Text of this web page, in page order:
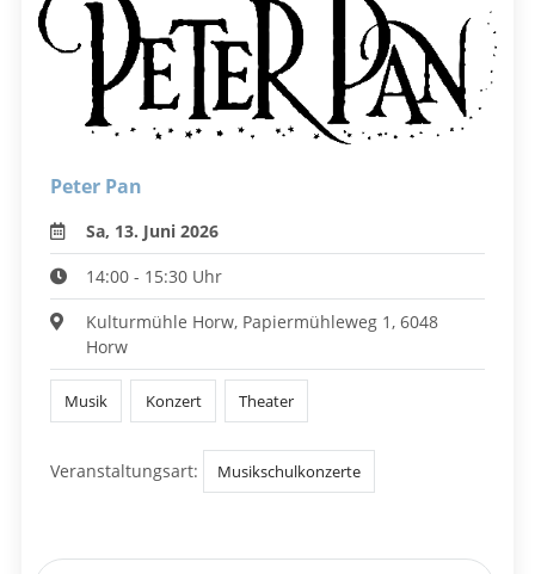
Peter Pan
Sa, 13. Juni 2026
14:00 - 15:30 Uhr
Kulturmühle Horw, Papiermühleweg 1, 6048
Horw
Musik Konzert Theater
Veranstaltungsart: Musikschulkonzerte